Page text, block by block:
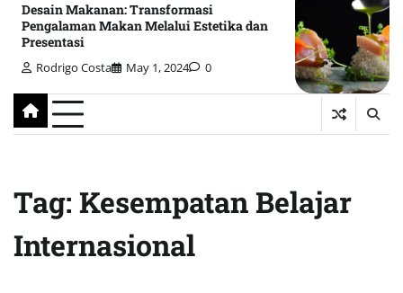
Desain Makanan: Transformasi
Pengalaman Makan Melalui Estetika dan
Presentasi
Rodrigo Costa May 1, 2024 0
Tag: Kesempatan Belajar
Internasional